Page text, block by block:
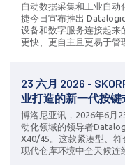
自动数据采集和工业自
捷今日宣布推出
设备和数字服务连接起来
更快、更自主且更易于管
23 六月 2026 -
业打造的新一代按
博洛尼亚讯，2026年6月
动化领域的领导者
X40/45。这款紧凑型、
现代仓库环境中全天候连